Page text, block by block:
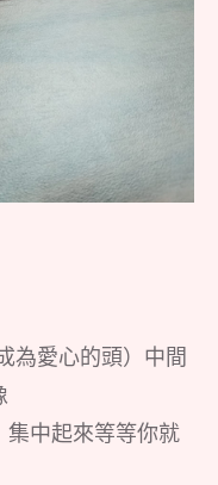
為愛心的頭）中間
集中起來等等你就